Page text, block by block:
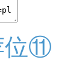
位⑪